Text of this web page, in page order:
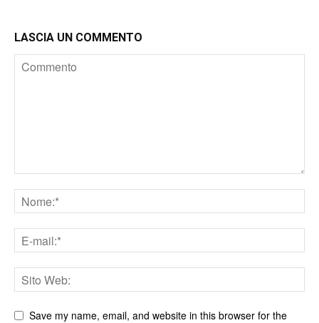
LASCIA UN COMMENTO
Save my name, email, and website in this browser for the